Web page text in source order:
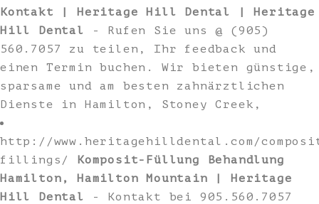
Kontakt | Heritage Hill Dental | Heritage
Hill Dental
- Rufen Sie uns @ (905)
560.7057 zu teilen, Ihr feedback und
einen Termin buchen. Wir bieten günstige,
sparsame und am besten zahnärztlichen
Dienste in Hamilton, Stoney Creek,
http://www.heritagehilldental.com/
fillings/
Komposit-Füllung Behandlung
Hamilton, Hamilton Mountain | Heritage
Hill Dental
- Kontakt bei 905.560.7057